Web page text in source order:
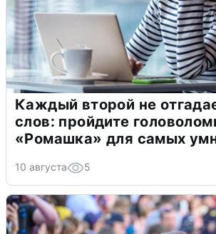
Каждый второй не
слов: пройдите
«Ромашка» для самых
10 августа 5